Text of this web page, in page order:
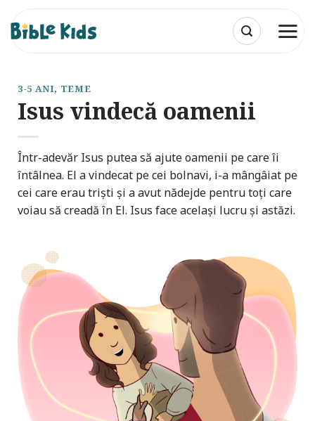
content
3-5 ANI, TEME
Isus vindecă oamenii
Într-adevăr Isus putea să ajute oamenii pe care îi
întâlnea. El a vindecat pe cei bolnavi, i-a mângâiat pe
cei care erau triști și a avut nădejde pentru toți care
voiau să creadă în El. Isus face același lucru și astăzi.